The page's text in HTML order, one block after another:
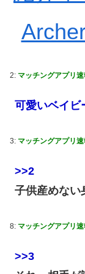
2: マッチングアプリ速
可愛いベイビ
3: マッチングアプリ速
>>2
子供産めない
8: マッチングアプリ速
>>3